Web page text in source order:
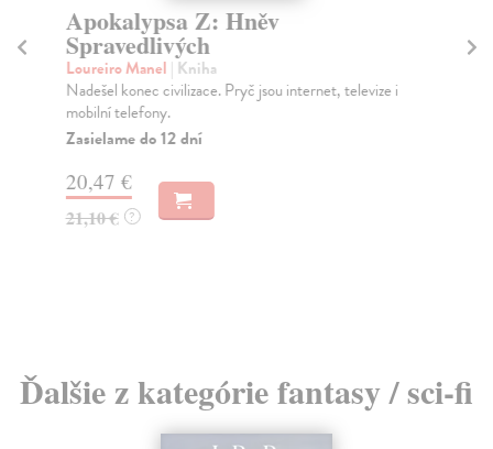
Apokalypsa Z: Hněv
Spravedlivých
Loureiro Manel | Kniha
Nadešel konec civilizace. Pryč jsou internet, televize i
mobilní telefony.
Zasielame do 12 dní
20,47 €
21,10 € ?
Ďalšie z kategórie fantasy / sci-fi